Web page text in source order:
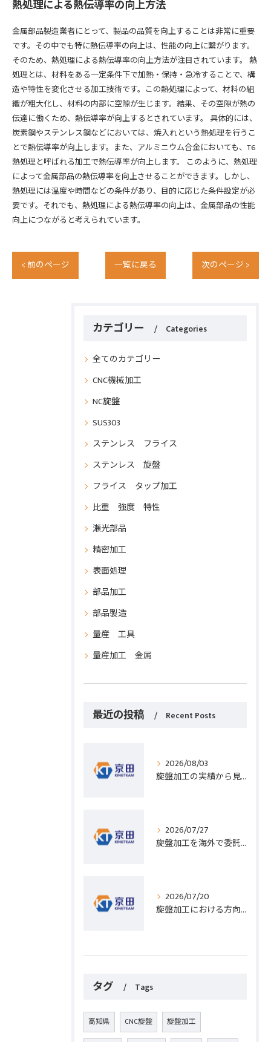
熱処理による熱伝導率の向上方法
金属部品製造業者にとって、製品の品質を向上することは非常に重要
です。その中でも特に熱伝導率の向上は、性能の向上に繋がります。
そのため、熱処理による熱伝導率の向上方法が注目されています。 熱
処理とは、材料をある一定条件下で加熱・保持・急冷することで、構
造や特性を変化させる加工技術です。この熱処理によって、材料の組
織が粗大化し、材料の内部に空隙が生じます。結果、その空隙が熱の
伝達に働くため、熱伝導率が向上するとされています。 具体的には、
炭素鋼やステンレス鋼などにおいては、焼入れという熱処理を行うこ
とで熱伝導率が向上します。また、アルミニウム合金においても、T6
熱処理と呼ばれる加工で熱伝導率が向上します。 このように、熱処理
によって金属部品の熱伝導率を向上させることができます。しかし、
熱処理には温度や時間などの条件があり、目的に応じた条件設定が必
要です。それでも、熱処理による熱伝導率の向上は、金属部品の性能
向上につながると考えられています。
< 前のページ 一覧に戻る 次のページ >
カテゴリー Categories
全てのカテゴリー
CNC機械加工
NC旋盤
SUS303
ステンレス フライス
ステンレス 旋盤
フライス タップ加工
比重 強度 特性
瀬光部品
精密加工
表面処理
部品加工
部品製造
量産 工具
量産加工 金属
最近の投稿 Recent Posts
2026/08/03
旋盤加工の実績から見る発注先選びと人材事情のポイントを詳しく解説
2026/07/27
旋盤加工を海外で委託する際のコスト削減と高精度実現のポイント
2026/07/20
旋盤加工における方向設定の基礎と実践的な加工手順のポイント
タグ Tags
高知県 CNC旋盤 旋盤加工